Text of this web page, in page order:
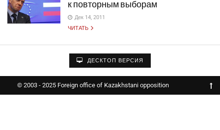
к повторным выборам
Дек 14, 2011
ЧИТАТЬ
ДЕСКТОП ВЕРСИЯ
© 2003 - 2025 Foreign office of Kazakhstani opposition